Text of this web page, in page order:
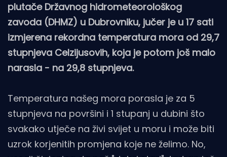
plutače Državnog hidrometeorološkog
zavoda (DHMZ) u Dubrovniku, jučer je u 17 sati
izmjerena rekordna temperatura mora od 29,7
stupnjeva Celzijusovih, koja je potom još malo
narasla - na 29,8 stupnjeva.
Temperatura našeg mora porasla je za 5
stupnjeva na površini i 1 stupanj u dubini što
svakako utječe na živi svijet u moru i može biti
uzrok korjenitih promjena koje ne želimo. No,